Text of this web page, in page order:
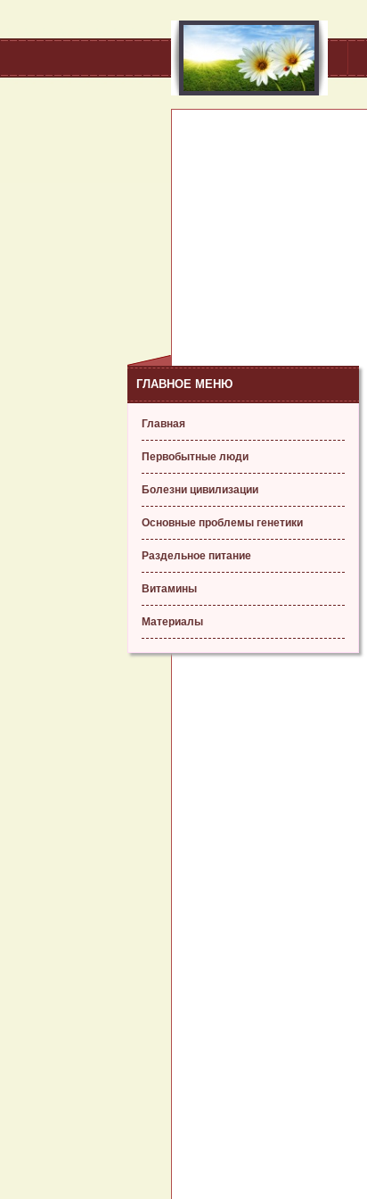
ГЛАВНОЕ МЕНЮ
Главная
Первобытные люди
Болезни цивилизации
Основные проблемы генетики
Раздельное питание
Витамины
Материалы